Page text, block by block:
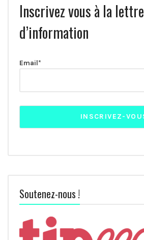
Inscrivez vous à la lettre
d’information
Email*
Soutenez-nous !